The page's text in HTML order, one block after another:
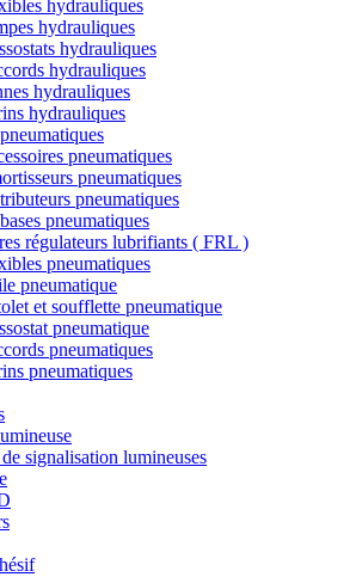
hydrauliques
hydrauliques
hydrauliques
hydrauliques
hydrauliques
hydrauliques
pneumatiques
pneumatiques
pneumatiques
pneumatiques
régulateurs lubrifiants ( FRL )
pneumatiques
pneumatique
et soufflette pneumatique
pneumatique
pneumatiques
pneumatiques
signalisation lumineuses